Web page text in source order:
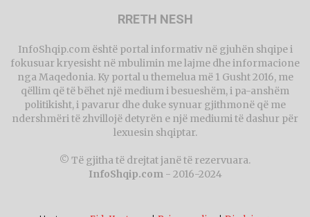
RRETH NESH
InfoShqip.com është portal informativ në gjuhën shqipe i
fokusuar kryesisht në mbulimin me lajme dhe informacione
nga Maqedonia. Ky portal u themelua më 1 Gusht 2016, me
qëllim që të bëhet një medium i besueshëm, i pa-anshëm
politikisht, i pavarur dhe duke synuar gjithmonë që me
ndershmëri të zhvillojë detyrën e një mediumi të dashur për
lexuesin shqiptar.
© Të gjitha të drejtat janë të rezervuara.
InfoShqip.com - 2016-2024